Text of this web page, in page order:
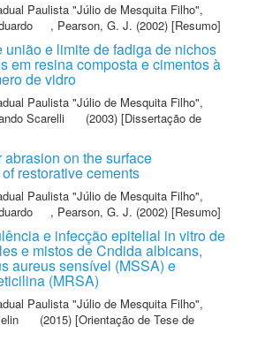
Paulista "Júlio de Mesquita Filho",
, Pearson, G. J. (2002) [Resumo]
união e limite de fadiga de nichos
em resina composta e cimentos à
de vidro
Paulista "Júlio de Mesquita Filho",
Scarelli
(2003) [Dissertação de
abrasion on the surface
restorative cements
Paulista "Júlio de Mesquita Filho",
, Pearson, G. J. (2002) [Resumo]
e infecção epitelial in vitro de
e mistos de Cndida albicans,
aureus sensível (MSSA) e
(MRSA)
Paulista "Júlio de Mesquita Filho",
(2015) [Orientação de Tese de